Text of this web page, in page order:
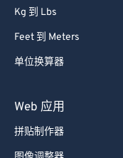
Kg 到 Lbs
Feet 到 Meters
单位换算器
Web 应用
拼贴制作器